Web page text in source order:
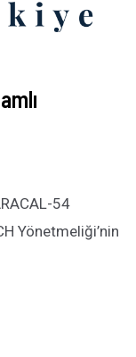
54
Yönetmeliği’nin